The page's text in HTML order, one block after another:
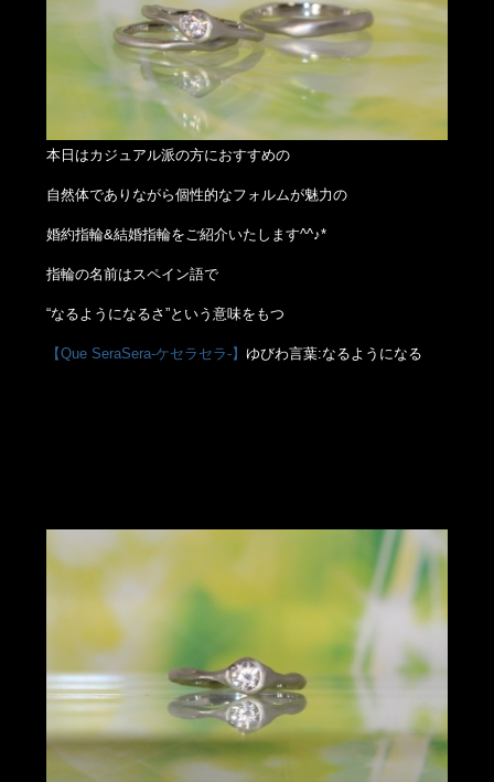
本日はカジュアル派の方におすすめの
自然体でありながら個性的なフォルムが魅力の
婚約指輪&結婚指輪をご紹介いたします^^♪*
指輪の名前はスペイン語で
“なるようになるさ”という意味をもつ
【Que SeraSera-ケセラセラ-】ゆびわ言葉:なるようになる